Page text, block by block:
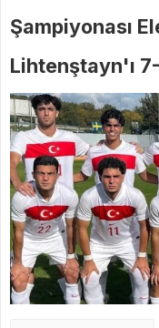
Şampiyonası
Lihtenştayn'ı